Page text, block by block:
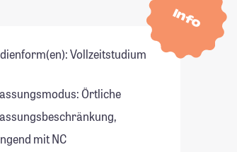
Info
Vollzeitstudium
Örtliche
mit NC